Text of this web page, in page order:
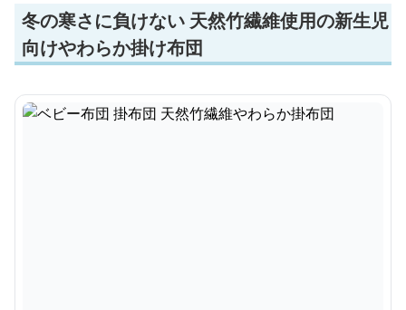
冬の寒さに負けない 天然竹繊維使用の新生児
向けやわらか掛け布団